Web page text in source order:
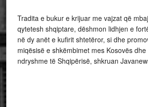
Tradita e bukur e krijuar me vajzat që
qytetesh shqiptare, dëshmon lidhjen e
në dy anët e kufirit shtetëror, si dhe
miqësisë e shkëmbimet mes Kosovës
ndryshme të Shqipërisë, shkruan